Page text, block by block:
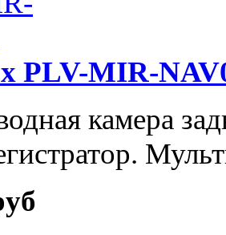
PLV-MIR-
камера